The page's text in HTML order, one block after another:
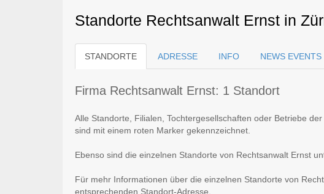
Standorte Rechtsanwalt Ernst in
STANDORTE ADRESSE INFO NEWS EVENTS
Firma Rechtsanwalt Ernst: 1 Standort
Alle Standorte, Filialen, Tochtergesellschaften oder Betriebe
sind mit einem roten Marker gekennzeichnet.
Ebenso sind die einzelnen Standorte von Rechtsanwalt Ernst
Für mehr Informationen über die einzelnen Standorte von
entsprechenden Standort-Adresse.